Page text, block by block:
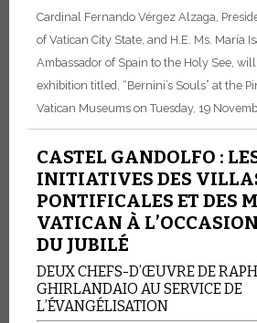
Cardinal Fernando Vérgez Alzaga,
of Vatican City State, and H.E. Ms. María
Ambassador of Spain to the Holy See,
exhibition titled, “Bernini’s Souls” at the
Vatican Museums on Tuesday, 19
CASTEL GANDOLFO :
INITIATIVES DES
PONTIFICALES ET DES
VATICAN À
DU JUBILÉ
DEUX CHEFS-D’ŒUVRE DE
GHIRLANDAIO AU SERVICE DE
L’ÉVANGÉLISATION